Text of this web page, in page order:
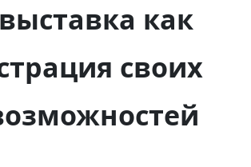
как
своих